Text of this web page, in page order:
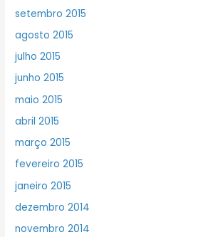
setembro 2015
agosto 2015
julho 2015
junho 2015
maio 2015
abril 2015
março 2015
fevereiro 2015
janeiro 2015
dezembro 2014
novembro 2014